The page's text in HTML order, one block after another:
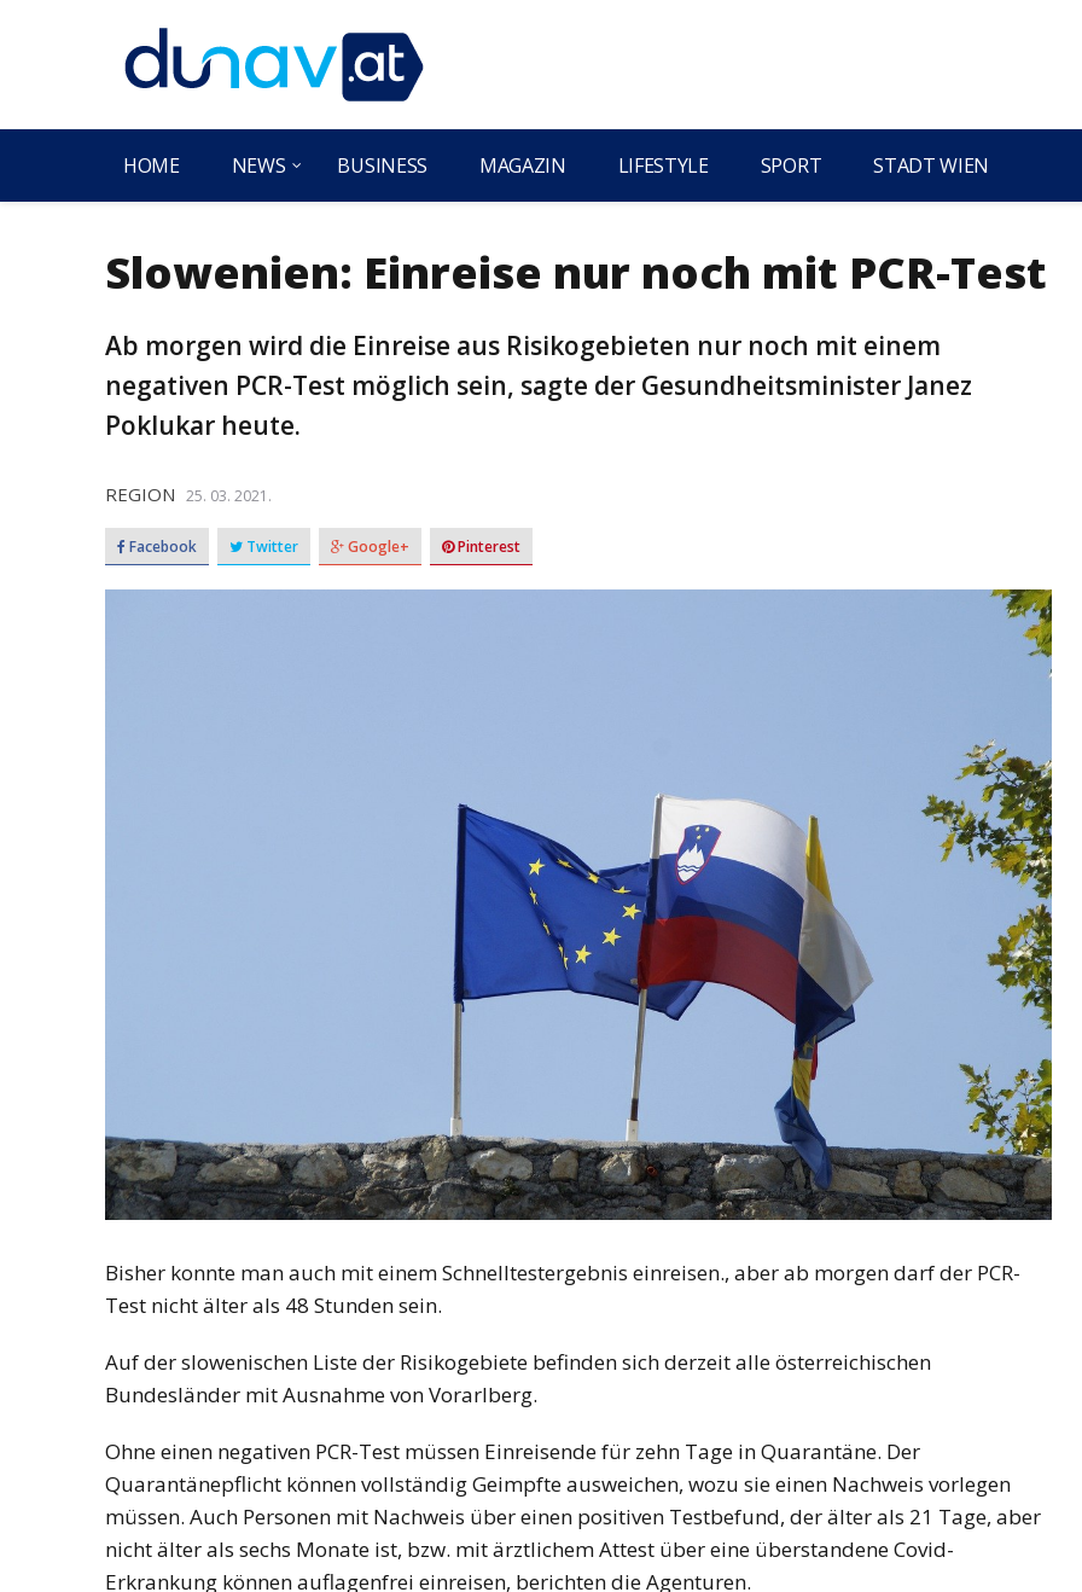
HOME NEWS BUSINESS MAGAZIN LIFESTYLE SPORT STADT WIEN
Slowenien: Einreise nur noch mit PCR-Test
Ab morgen wird die Einreise aus Risikogebieten nur noch mit einem
negativen PCR-Test möglich sein, sagte der Gesundheitsminister Janez
Poklukar heute.
REGION 25. 03. 2021.
Facebook Twitter Google+ Pinterest
Bisher konnte man auch mit einem Schnelltestergebnis einreisen., aber ab morgen darf der PCR-
Test nicht älter als 48 Stunden sein.
Auf der slowenischen Liste der Risikogebiete befinden sich derzeit alle österreichischen
Bundesländer mit Ausnahme von Vorarlberg.
Ohne einen negativen PCR-Test müssen Einreisende für zehn Tage in Quarantäne. Der
Quarantänepflicht können vollständig Geimpfte ausweichen, wozu sie einen Nachweis vorlegen
müssen. Auch Personen mit Nachweis über einen positiven Testbefund, der älter als 21 Tage, aber
nicht älter als sechs Monate ist, bzw. mit ärztlichem Attest über eine überstandene Covid-
Erkrankung können auflagenfrei einreisen, berichten die Agenturen.